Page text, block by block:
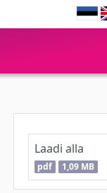
Laadi alla
pdf 1,09 MB